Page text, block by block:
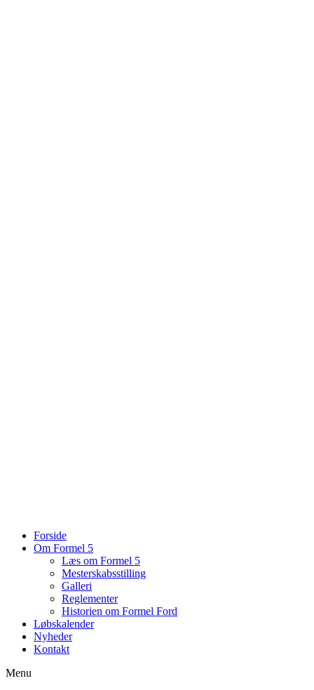
Forside
Om Formel 5
Læs om Formel 5
Mesterskabsstilling
Galleri
Reglementer
Historien om Formel Ford
Løbskalender
Nyheder
Kontakt
Menu